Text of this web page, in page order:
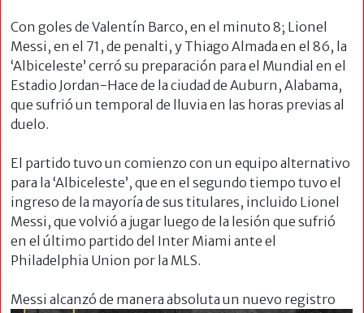
Con goles de Valentín Barco, en el minuto 8; Lionel
Messi, en el 71, de penalti, y Thiago Almada en el 86, la
‘Albiceleste’ cerró su preparación para el Mundial en el
Estadio Jordan-Hace de la ciudad de Auburn, Alabama,
que sufrió un temporal de lluvia en las horas previas al
duelo.
El partido tuvo un comienzo con un equipo alternativo
para la ‘Albiceleste’, que en el segundo tiempo tuvo el
ingreso de la mayoría de sus titulares, incluido Lionel
Messi, que volvió a jugar luego de la lesión que sufrió
en el último partido del Inter Miami ante el
Philadelphia Union por la MLS.
Messi alcanzó de manera absoluta un nuevo registro